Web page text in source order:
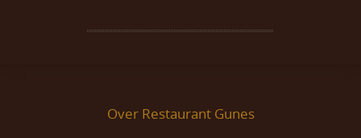
Over Restaurant Gunes